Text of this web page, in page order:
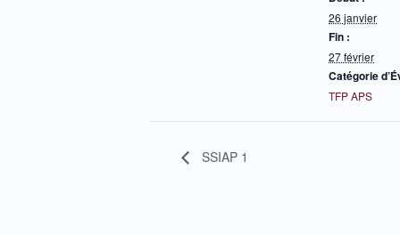
26 janvier
Fin :
27 février
Catégorie
TFP APS
SSIAP 1